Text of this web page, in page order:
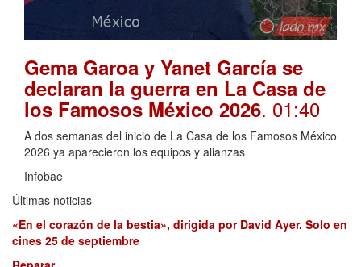
Gema Garoa y Yanet García se
declaran la guerra en La Casa de
los Famosos México 2026. 01:40
A dos semanas del inicio de La Casa de los Famosos México
2026 ya aparecieron los equipos y alianzas
Infobae
Últimas noticias
«En el corazón de la bestia», dirigida por David Ayer. Solo en
cines 25 de septiembre